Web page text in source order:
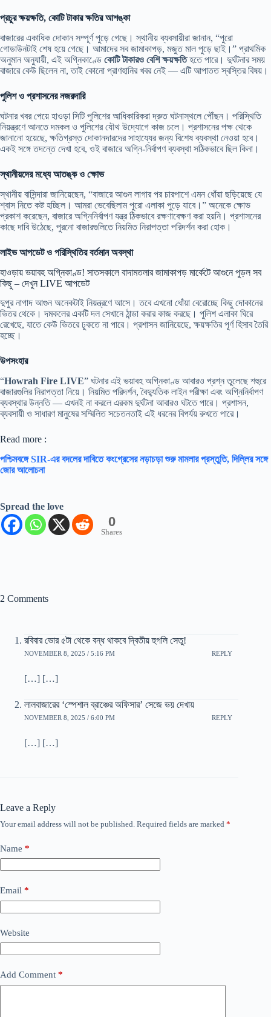
প্রচুর ক্ষয়ক্ষতি, কোটি টাকার ক্ষতির আশঙ্কা
বাজারের একাধিক দোকান সম্পূর্ণ পুড়ে গেছে। স্থানীয় ব্যবসায়ীরা জানান, “পুরো
গোডাউনটাই শেষ হয়ে গেছে। আমাদের সব জামাকাপড়, মজুত মাল পুড়ে ছাই।” প্রাথমিক
অনুমান অনুযায়ী, এই অগ্নিকাণ্ডে কোটি টাকারও বেশি ক্ষয়ক্ষতিহতে পারে। দুর্ঘটনার সময়
বাজারে কেউ ছিলেন না, তাই কোনো প্রাণহানির খবর নেই — এটি আপাতত স্বস্তির বিষয়।
পুলিশ ও প্রশাসনের নজরদারি
ঘটনার খবর পেয়ে হাওড়া সিটি পুলিশের আধিকারিকরা দ্রুত ঘটনাস্থলে পৌঁছন। পরিস্থিতি
নিয়ন্ত্রণে আনতে দমকল ও পুলিশের যৌথ উদ্যোগে কাজ চলে। প্রশাসনের পক্ষ থেকে
জানানো হয়েছে, ক্ষতিগ্রস্ত দোকানদারদের সাহায্যের জন্য বিশেষ ব্যবস্থা নেওয়া হবে।
একই সঙ্গে তদন্তে দেখা হবে, ওই বাজারে অগ্নি-নির্বাপণ ব্যবস্থা সঠিকভাবে ছিল কিনা।
স্থানীয়দের মধ্যে আতঙ্ক ও ক্ষোভ
স্থানীয় বাসিন্দারা জানিয়েছেন, “বাজারে আগুন লাগার পর চারপাশে এমন ধোঁয়া ছড়িয়েছে যে
শ্বাস নিতে কষ্ট হচ্ছিল। আমরা ভেবেছিলাম পুরো এলাকা পুড়ে যাবে।” অনেকে ক্ষোভ
প্রকাশ করেছেন, বাজারে অগ্নিনির্বাপণ যন্ত্র ঠিকভাবে রক্ষণাবেক্ষণ করা হয়নি। প্রশাসনের
কাছে দাবি উঠেছে, পুরনো বাজারগুলিতে নিয়মিত নিরাপত্তা পরিদর্শন করা হোক।
লাইভ আপডেট ও পরিস্থিতির বর্তমান অবস্থা
হাওড়ায় ভয়াবহ অগ্নিকাণ্ড! সাতসকালে বাদামতলার জামাকাপড় মার্কেটে আগুনে পুড়ল সব
কিছু – দেখুন LIVE আপডেট
দুপুর নাগাদ আগুন অনেকটাই নিয়ন্ত্রণে আসে। তবে এখনো ধোঁয়া বেরোচ্ছে কিছু দোকানের
ভিতর থেকে। দমকলের একটি দল সেখানে ঠান্ডা করার কাজ করছে। পুলিশ এলাকা ঘিরে
রেখেছে, যাতে কেউ ভিতরে ঢুকতে না পারে। প্রশাসন জানিয়েছে, ক্ষয়ক্ষতির পূর্ণ হিসাব তৈরি
হচ্ছে।
উপসংহার
“Howrah Fire LIVE” ঘটনার এই ভয়াবহ অগ্নিকাণ্ড আবারও প্রশ্ন তুলেছে শহুরে
বাজারগুলির নিরাপত্তা নিয়ে। নিয়মিত পরিদর্শন, বৈদ্যুতিক লাইন পরীক্ষা এবং অগ্নিনির্বাপণ
ব্যবস্থার উন্নতি — এখনই না করলে এরকম দুর্ঘটনা আবারও ঘটতে পারে। প্রশাসন,
ব্যবসায়ী ও সাধারণ মানুষের সম্মিলিত সচেতনতাই এই ধরনের বিপর্যয় রুখতে পারে।
Read more :
পশ্চিমবঙ্গে SIR-এর বদলের দাবিতে কংগ্রেসের নড়াচড়া শুরু মামলার প্রস্তুতি, দিল্লির সঙ্গে
জোর আলোচনা
Spread the love
0
Shares
2 Comments
রবিবার ভোর ৫টা থেকে বন্ধ থাকবে দ্বিতীয় হুগলি সেতু!
NOVEMBER 8, 2025 / 5:16 PM REPLY
[…] […]
লালবাজারের ‘স্পেশাল ব্রাঞ্চের অফিসার’ সেজে ভয় দেখায়
NOVEMBER 8, 2025 / 6:00 PM REPLY
[…] […]
Leave a Reply
Your email address will not be published. Required fields are marked *
Name *
Email *
Website
Add Comment *